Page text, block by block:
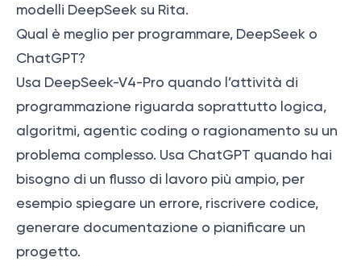
modelli DeepSeek su Rita.
Qual è meglio per programmare, DeepSeek o
ChatGPT?
Usa DeepSeek-V4-Pro quando l’attività di
programmazione riguarda soprattutto logica,
algoritmi, agentic coding o ragionamento su un
problema complesso. Usa ChatGPT quando hai
bisogno di un flusso di lavoro più ampio, per
esempio spiegare un errore, riscrivere codice,
generare documentazione o pianificare un
progetto.